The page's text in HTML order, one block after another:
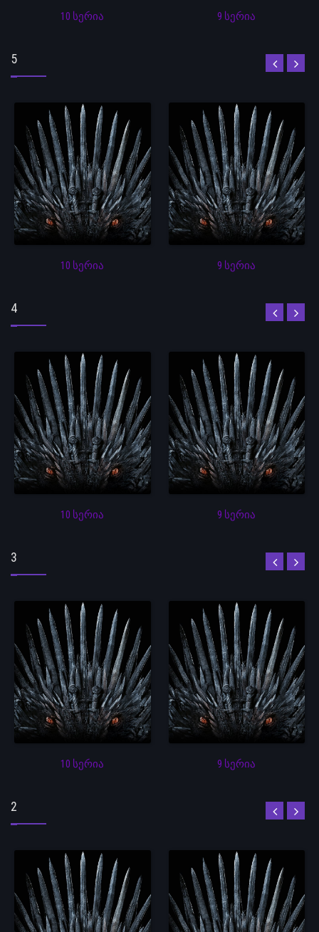
10 სერია 9 სერია
5
10 სერია 9 სერია
4
10 სერია 9 სერია
3
10 სერია 9 სერია
2